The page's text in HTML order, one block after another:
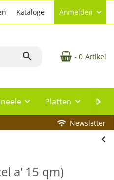
Kataloge Anmelden
- 0 Artikel
Platten
Newsletter
a' 15 qm)